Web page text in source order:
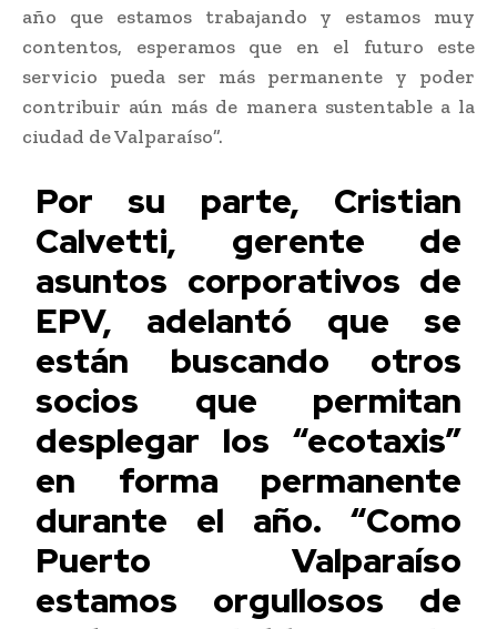
año que estamos trabajando y estamos muy
contentos, esperamos que en el futuro este
servicio pueda ser más permanente y poder
contribuir aún más de manera sustentable a la
ciudad de Valparaíso”.
Por su parte, Cristian
Calvetti, gerente de
asuntos corporativos de
EPV, adelantó que se
están buscando otros
socios que permitan
desplegar los “ecotaxis”
en forma permanente
durante el año. “Como
Puerto Valparaíso
estamos orgullosos de